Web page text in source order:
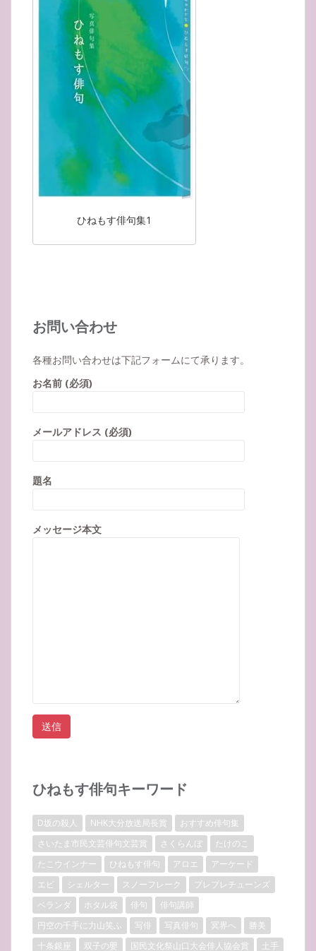
ひねもす俳句集1
お問い合わせ
各種お問い合わせは下記フォームにて承ります。
お名前 (必須)
メールアドレス (必須)
題名
メッセージ本文
ひねもす俳句キーワード
D坂の殺人 NHK大分放送局長賞
おすすめ俳句集
さいたま市民文芸俳句文芸賞
さくらんぼ
たけのこ
たこウインナー
ひねもす俳句 アロエ
アーケード
エビ
シェルター スノーフレーク
プレプレチューンズ
ベランダ
ホタル袋 俳句
俳句講師
円空の千手に力山笑ふ
写俳 写真俳句 冥界へ
勝美
十条銀座
双子の嬰 国民文化祭山口大会俳人協会賞 土手